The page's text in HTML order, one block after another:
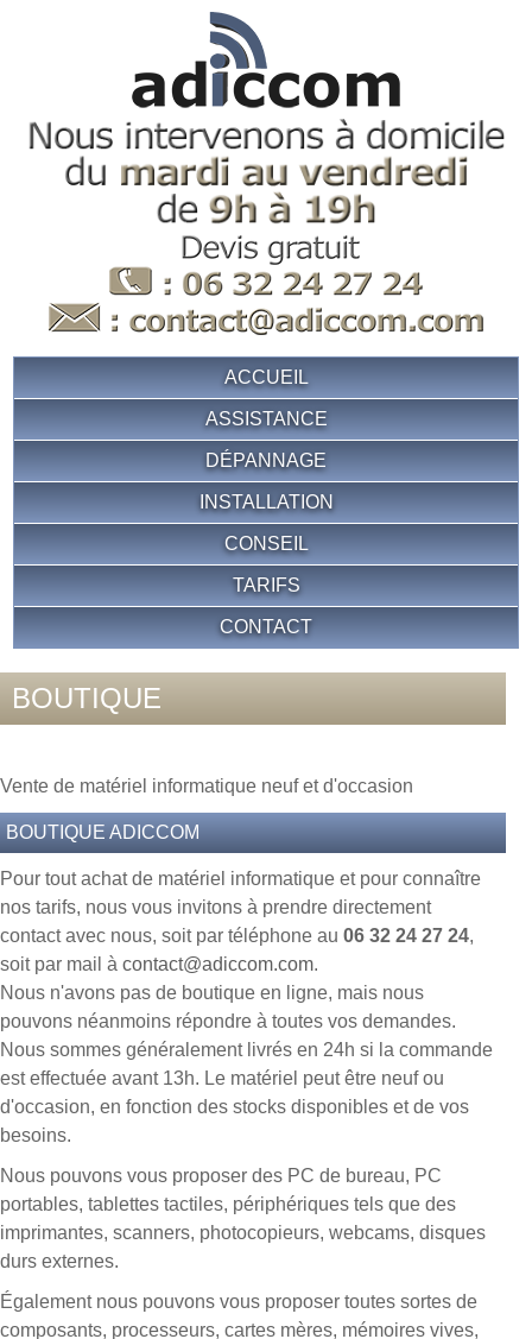
ACCUEIL
ASSISTANCE
DÉPANNAGE
INSTALLATION
CONSEIL
TARIFS
CONTACT
BOUTIQUE
Vente de matériel informatique neuf et d'occasion
BOUTIQUE ADICCOM
Pour tout achat de matériel informatique et pour connaître
nos tarifs, nous vous invitons à prendre directement
contact avec nous, soit par téléphone au 06 32 24 27 24,
soit par mail à contact@adiccom.com.
Nous n'avons pas de boutique en ligne, mais nous
pouvons néanmoins répondre à toutes vos demandes.
Nous sommes généralement livrés en 24h si la commande
est effectuée avant 13h. Le matériel peut être neuf ou
d'occasion, en fonction des stocks disponibles et de vos
besoins.
Nous pouvons vous proposer des PC de bureau, PC
portables, tablettes tactiles, périphériques tels que des
imprimantes, scanners, photocopieurs, webcams, disques
durs externes.
Également nous pouvons vous proposer toutes sortes de
composants, processeurs, cartes mères, mémoires vives,